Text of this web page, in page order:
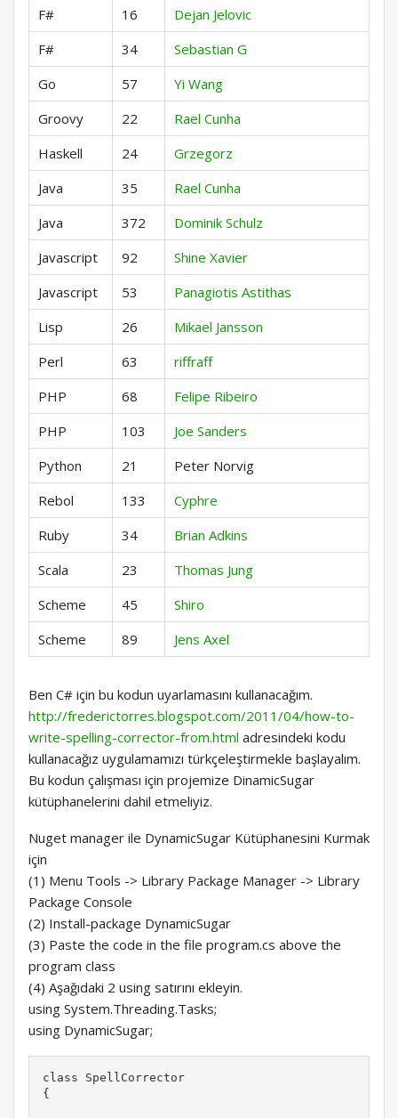
F# 16
Dejan Jelovic
F#
34
Sebastian G
Go
57
Yi Wang
Groovy
22
Rael Cunha
Haskell
24
Grzegorz
Java
35
Rael Cunha
Java
372
Dominik Schulz
Javascript
92
Shine Xavier
Javascript
53
Panagiotis Astithas
Lisp
26
Mikael Jansson
Perl
63
riffraff
PHP
68
Felipe Ribeiro
PHP
103
Joe Sanders
Python
21
Peter Norvig
Rebol
133
Cyphre
Ruby
34
Brian Adkins
Scala
23
Thomas Jung
Scheme
45
Shiro
Scheme
89 Jens Axel
Ben C# için bu kodun uyarlamasını kullanacağım.
http://frederictorres.blogspot.com/2011/04/how-to-
write-spelling-corrector-from.html adresindeki kodu
kullanacağız uygulamamızı türkçeleştirmekle başlayalım.
Bu kodun çalışması için projemize DinamicSugar
kütüphanelerini dahil etmeliyiz.
Nuget manager ile DynamicSugar Kütüphanesini Kurmak
için
(1) Menu Tools -> Library Package Manager -> Library
Package Console
(2) Install-package DynamicSugar
(3) Paste the code in the file program.cs above the
program class
(4) Aşağıdaki 2 using satırını ekleyin.
using System.Threading.Tasks;
using DynamicSugar;
class SpellCorrector
{